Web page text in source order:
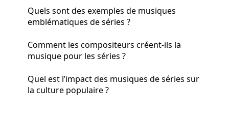
Quels sont des exemples de musiques
emblématiques de séries ?
Comment les compositeurs créent-ils la
musique pour les séries ?
Quel est l’impact des musiques de séries sur
la culture populaire ?